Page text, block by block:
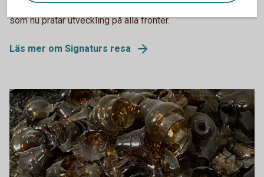
Möt killarna som öppnade restaurang mitt i en pandemi och
som nu pratar utveckling på alla fronter.
Läs mer om Signaturs resa